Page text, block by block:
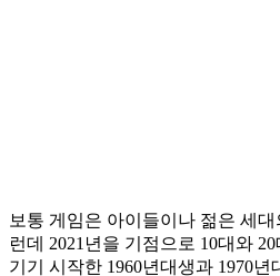
보통 게임은 아이들이나 젊은 세
런데 2021년을 기점으로 10대와
기기 시작한 1960년대생과 1970년